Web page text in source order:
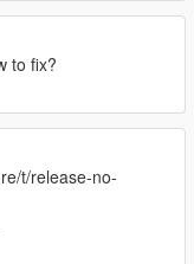
to fix?
t/release-no-